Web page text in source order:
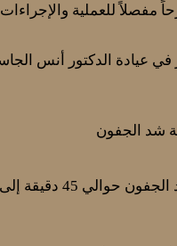
مفصلاً للعملية
عيادة الدكتور أنس
شد الجفون
حالة المريض والنوع الدقيق للإجراء.